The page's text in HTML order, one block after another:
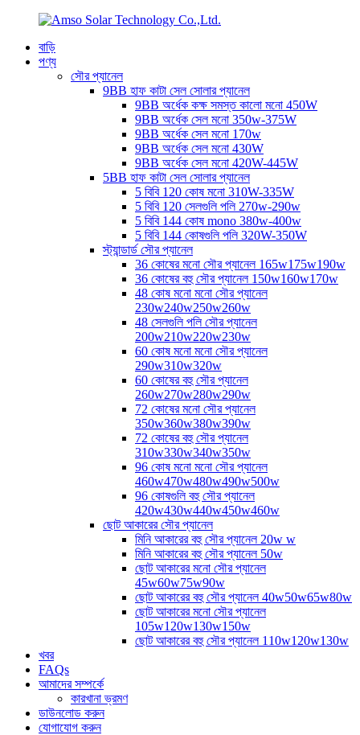
বাড়ি
পণ্য
সৌর প্যানেল
9BB হাফ কাটা সেল সোলার প্যানেল
9BB অর্ধেক কক্ষ সমস্ত কালো মনো 450W
9BB অর্ধেক সেল মনো 350w-375W
9BB অর্ধেক সেল মনো 170w
9BB অর্ধেক সেল মনো 430W
9BB অর্ধেক সেল মনো 420W-445W
5BB হাফ কাটা সেল সোলার প্যানেল
5 বিবি 120 কোষ মনো 310W-335W
5 বিবি 120 সেলগুলি পলি 270w-290w
5 বিবি 144 কোষ mono 380w-400w
5 বিবি 144 কোষগুলি পলি 320W-350W
স্ট্যান্ডার্ড সৌর প্যানেল
36 কোষের মনো সৌর প্যানেল 165w175w190w
36 কোষের বহু সৌর প্যানেল 150w160w170w
48 কোষ মনো মনো সৌর প্যানেল
230w240w250w260w
48 সেলগুলি পলি সৌর প্যানেল
200w210w220w230w
60 কোষ মনো মনো সৌর প্যানেল
290w310w320w
60 কোষের বহু সৌর প্যানেল
260w270w280w290w
72 কোষের মনো সৌর প্যানেল
350w360w380w390w
72 কোষের বহু সৌর প্যানেল
310w330w340w350w
96 কোষ মনো মনো সৌর প্যানেল
460w470w480w490w500w
96 কোষগুলি বহু সৌর প্যানেল
420w430w440w450w460w
ছোট আকারের সৌর প্যানেল
মিনি আকারের বহু সৌর প্যানেল 20w w
মিনি আকারের বহু সৌর প্যানেল 50w
ছোট আকারের মনো সৌর প্যানেল
45w60w75w90w
ছোট আকারের বহু সৌর প্যানেল 40w50w65w80w
ছোট আকারের মনো সৌর প্যানেল
105w120w130w150w
ছোট আকারের বহু সৌর প্যানেল 110w120w130w
খবর
FAQs
আমাদের সম্পর্কে
কারখানা ভ্রমণ
ডাউনলোড করুন
যোগাযোগ করুন